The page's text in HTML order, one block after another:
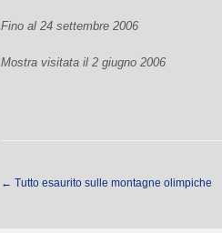
Fino al 24 settembre 2006
Mostra visitata il 2 giugno 2006
← Tutto esaurito sulle montagne olimpiche